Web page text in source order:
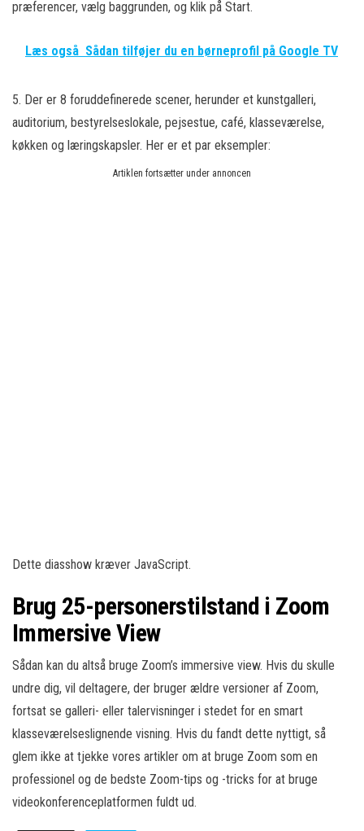
præferencer, vælg baggrunden, og klik på Start.
Læs også Sådan tilføjer du en børneprofil på Google TV
5. Der er 8 foruddefinerede scener, herunder et kunstgalleri,
auditorium, bestyrelseslokale, pejsestue, café, klasseværelse,
køkken og læringskapsler. Her er et par eksempler:
Artiklen fortsætter under annoncen
Dette diasshow kræver JavaScript.
Brug 25-personerstilstand i Zoom
Immersive View
Sådan kan du altså bruge Zoom’s immersive view. Hvis du skulle
undre dig, vil deltagere, der bruger ældre versioner af Zoom,
fortsat se galleri- eller talervisninger i stedet for en smart
klasseværelseslignende visning. Hvis du fandt dette nyttigt, så
glem ikke at tjekke vores artikler om at bruge Zoom som en
professionel og de bedste Zoom-tips og -tricks for at bruge
videokonferenceplatformen fuldt ud.